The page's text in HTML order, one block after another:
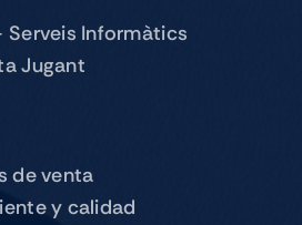
Serveis Informàtics
Jugant
de venta
y calidad